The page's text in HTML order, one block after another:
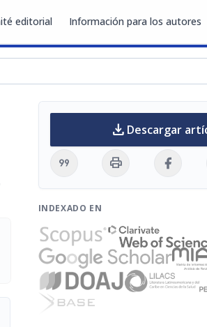
editorial Información para los autores
download Descargar
format_quote print
INDEXADO EN